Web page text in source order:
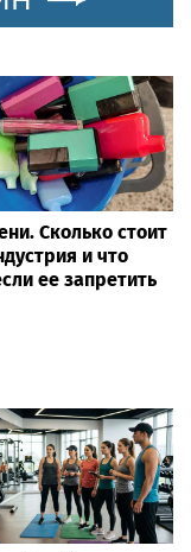
Сколько стоит
и что
ее запретить